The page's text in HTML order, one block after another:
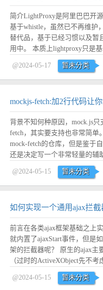
简介LightProxy是阿里巴巴开
基于whistle，虽然已不再维护
替代品，基于已经习惯以及暂
用中。 本质上lightproxy只是
些小的优化，且图形化的软件
以本人更喜欢用lightproxy。
@2024-05-17 暂未分类
mockjs-fetch:加2行代码让
背景不知何种原因，mock.js只
fetch，其实要支持也非常简单
mock-fetch的仓库，但是鉴于
还是决定写一个非常轻量的辅
装npm i mockjs-fetch --save
mock.js支持fet...阅读全文
@2024-05-15 暂未分类
如何实现一个通用ajax拦截
前言在各类ajax框架基础之上
就内置了ajaxStart事件，但是
架的拦截器呢？ 原生的ajax主
（过时的ActiveXObject先不
在这些原生方法上面下手脚。
自己的业务代码，并不能改变
@2024-05-15 暂未分类